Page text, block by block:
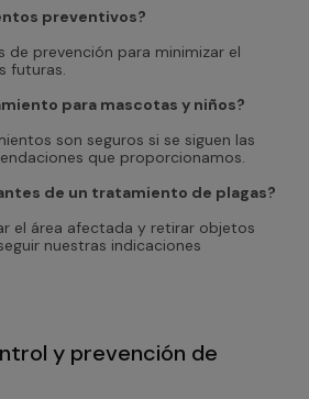
preventivos?
de prevención para minimizar el
futuras.
para mascotas y niños?
son seguros si se siguen las
que proporcionamos.
de un tratamiento de plagas?
el área afectada y retirar objetos
nuestras indicaciones
y prevención de